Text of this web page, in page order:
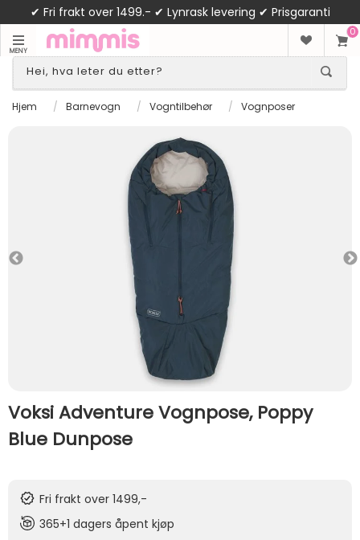
✔ Fri frakt over 1499.- ✔ Lynrask levering ✔ Prisgaranti
MENY
0
Hjem / Barnevogn / Vogntilbehør / Vognposer
Voksi Adventure Vognpose, Poppy
Blue Dunpose
Fri frakt over 1499,-
365+1 dagers åpent kjøp